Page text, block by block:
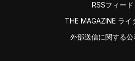
RSSフィード
THE MAGAZINE ライ
外部送信に関する